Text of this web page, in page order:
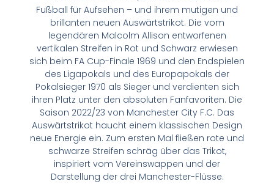
Fußball für Aufsehen – und ihrem mutigen und
brillanten neuen Auswärtstrikot. Die vom
legendären Malcolm Allison entworfenen
vertikalen Streifen in Rot und Schwarz erwiesen
sich beim FA Cup-Finale 1969 und den Endspielen
des Ligapokals und des Europapokals der
Pokalsieger 1970 als Sieger und verdienten sich
ihren Platz unter den absoluten Fanfavoriten. Die
Saison 2022/23 von Manchester City F.C. Das
Auswärtstrikot haucht einem klassischen Design
neue Energie ein. Zum ersten Mal fließen rote und
schwarze Streifen schräg über das Trikot,
inspiriert vom Vereinswappen und der
Darstellung der drei Manchester-Flüsse.